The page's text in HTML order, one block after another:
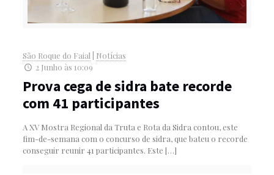
São Roque do Faial
Notícias
2 Junho às 10:09
Prova cega de sidra bate recorde
com 41 participantes
A XV Mostra Regional da Truta e Rota da Sidra contou, este
fim-de-semana com o concurso de sidra, que bateu o recorde
conseguir reunir 41 participantes. Este […]